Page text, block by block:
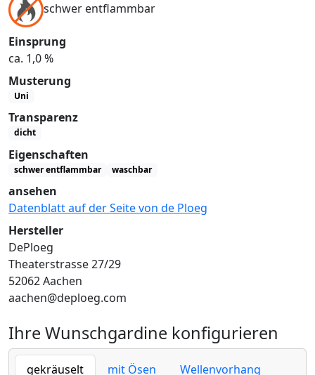
schwer entflammbar
Einsprung
ca. 1,0 %
Musterung
Uni
Transparenz
dicht
Eigenschaften
schwer entflammbar waschbar
ansehen
Datenblatt auf der Seite von de Ploeg
Hersteller
DePloeg
Theaterstrasse 27/29
52062 Aachen
aachen@deploeg.com
Ihre Wunschgardine konfigurieren
gekräuselt mit Ösen Wellenvorhang